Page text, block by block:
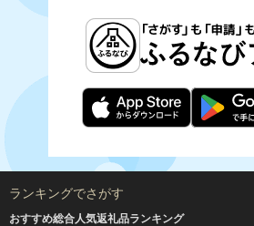
ランキングでさがす
おすすめ総合人気返礼品ランキング